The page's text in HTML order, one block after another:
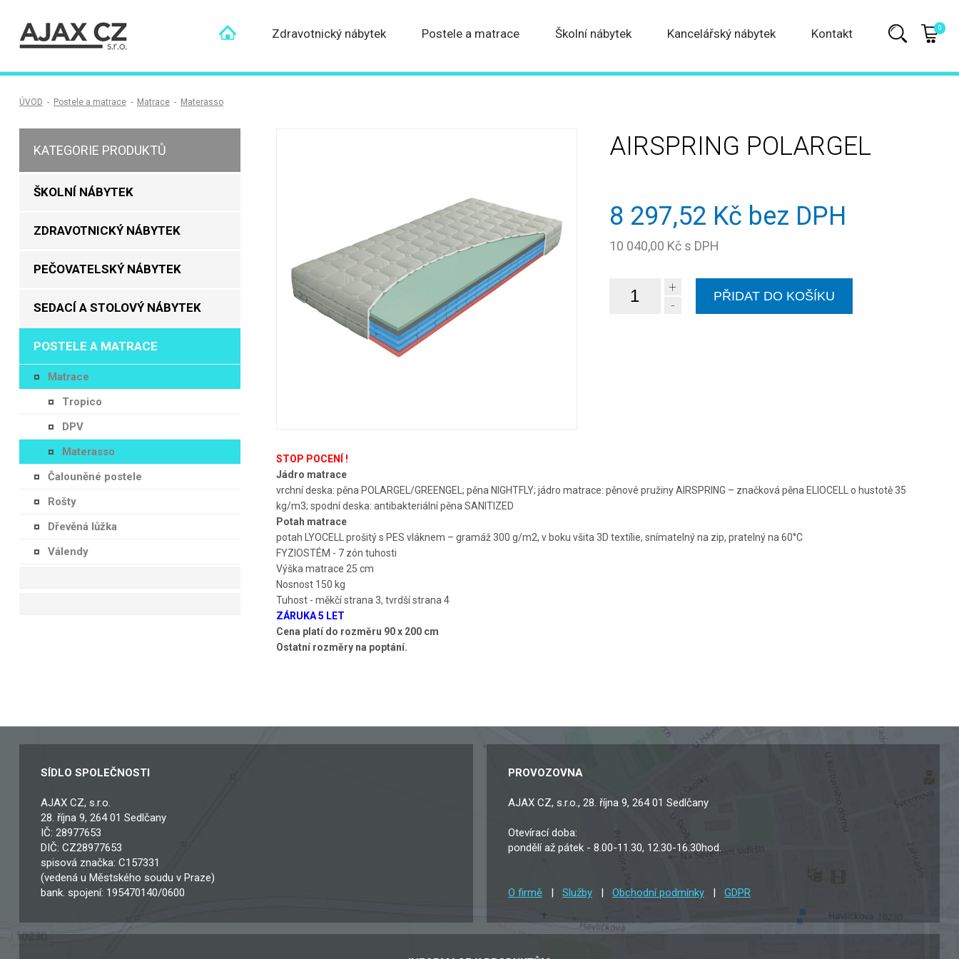
0
Zdravotnický nábytek Postele a matrace Školní nábytek Kancelářský nábytek Kontakt
ÚVOD - Postele a matrace - Matrace - Materasso
KATEGORIE PRODUKTŮ
ŠKOLNÍ NÁBYTEK
ZDRAVOTNICKÝ NÁBYTEK
PEČOVATELSKÝ NÁBYTEK
SEDACÍ A STOLOVÝ NÁBYTEK
POSTELE A MATRACE
Matrace
Tropico
DPV
Materasso
Čalouněné postele
Rošty
Dřevěná lůžka
Válendy
AIRSPRING POLARGEL
8 297,52 Kč bez DPH
10 040,00 Kč s DPH
+
-
STOP POCENÍ !
Jádro matrace
vrchní deska: pěna POLARGEL/GREENGEL; pěna NIGHTFLY; jádro matrace: pěnové pružiny AIRSPRING – značková pěna ELIOCELL o hustotě 35
kg/m3; spodní deska: antibakteriální pěna SANITIZED
Potah matrace
potah LYOCELL prošitý s PES vláknem – gramáž 300 g/m2, v boku všita 3D textílie, snímatelný na zip, pratelný na 60°C
FYZIOSTÉM - 7 zón tuhosti
Výška matrace 25 cm
Nosnost 150 kg
Tuhost - měkčí strana 3, tvrdší strana 4
ZÁRUKA 5 LET
Cena platí do rozměru 90 x 200 cm
Ostatní rozměry na poptání.
SÍDLO SPOLEČNOSTI
AJAX CZ, s.r.o.
28. října 9, 264 01 Sedlčany
IČ: 28977653
DIČ: CZ28977653
spisová značka: C157331
(vedená u Městského soudu v Praze)
bank. spojení: 195470140/0600
PROVOZOVNA
AJAX CZ, s.r.o., 28. října 9, 264 01 Sedlčany
Otevírací doba:
pondělí až pátek - 8.00-11.30, 12.30-16.30hod.
O firmě| Služby| Obchodní podmínky| GDPR